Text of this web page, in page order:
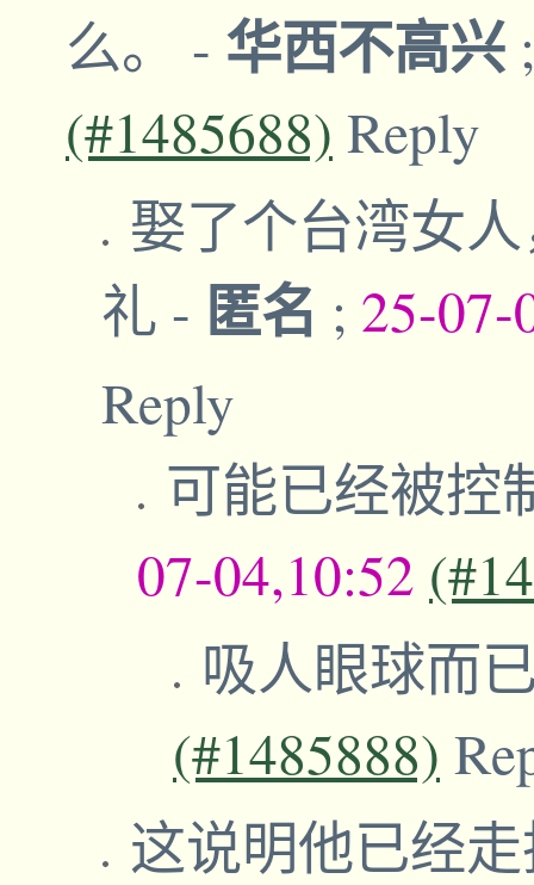
么。 - 华西不高兴
(#1485688) Reply
娶了个台湾女
礼 - 匿名 ; 25-
Reply
可能已经被控
07-04,10:52
吸人眼球而
(#1485888)
这说明他已经